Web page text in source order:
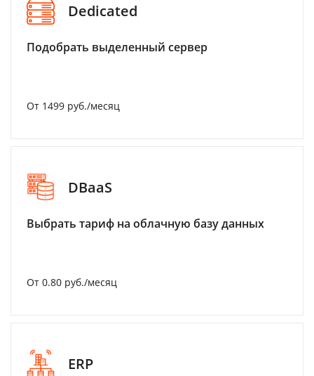
Dedicated
Подобрать выделенный сервер
От 1499 руб./месяц
DBaaS
Выбрать тариф на облачную базу данных
От 0.80 руб./месяц
ERP